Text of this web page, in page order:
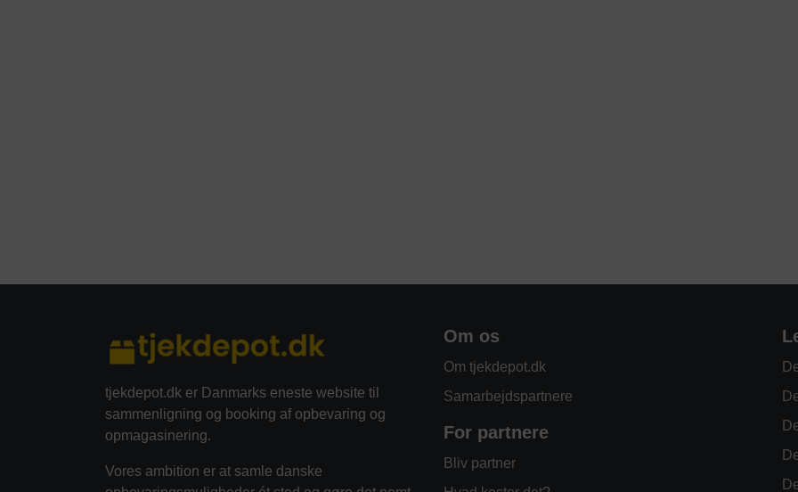
tjekdepot.dk er Danmarks eneste website til
sammenligning og booking af opbevaring og
opmagasinering.
Vores ambition er at samle danske
Om os
Om tjekdepot.dk
Samarbejdspartnere
For partnere
Bliv partner